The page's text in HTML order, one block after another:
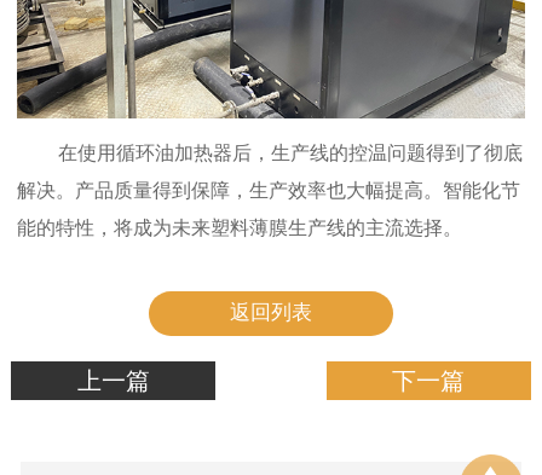
在使用循环油加热器后，生产线的控温问题得到了彻底
解决。产品质量得到保障，生产效率也大幅提高。智能化节
能的特性，将成为未来塑料薄膜生产线的主流选择。
返回列表
上一篇 下一篇